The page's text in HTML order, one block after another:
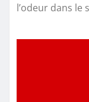
l’odeur dans le